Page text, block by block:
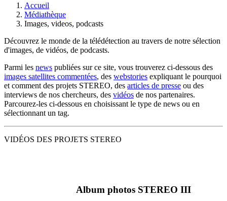
Fil
d'Ariane
Accueil
Médiathèque
Images, videos, podcasts
Découvrez le monde de la télédétection au travers de notre sélection
d'images, de vidéos, de podcasts.
Parmi les news publiées sur ce site, vous trouverez ci-dessous des
images satellites commentées, des webstories expliquant le pourquoi
et comment des projets STEREO, des articles de presse ou des
interviews de nos chercheurs, des vidéos de nos partenaires.
Parcourez-les ci-dessous en choisissant le type de news ou en
sélectionnant un tag.
VIDÉOS DES PROJETS STEREO
Album photos STEREO III